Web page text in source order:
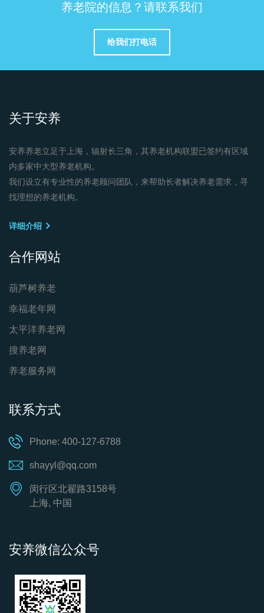
养老院的信息？请联系我们
给我们打电话
关于安养
安养养老立足于上海，辐射长三角，其养老机构联盟已签约有区域
内多家中大型养老机构。
我们设立有专业性的养老顾问团队，来帮助长者解决养老需求，寻
找理想的养老机构。
详细介绍
合作网站
葫芦树养老
幸福老年网
太平洋养老网
搜养老网
养老服务网
联系方式
Phone: 400-127-6788
shayyl@qq.com
闵行区北翟路3158号
上海, 中国
安养微信公众号